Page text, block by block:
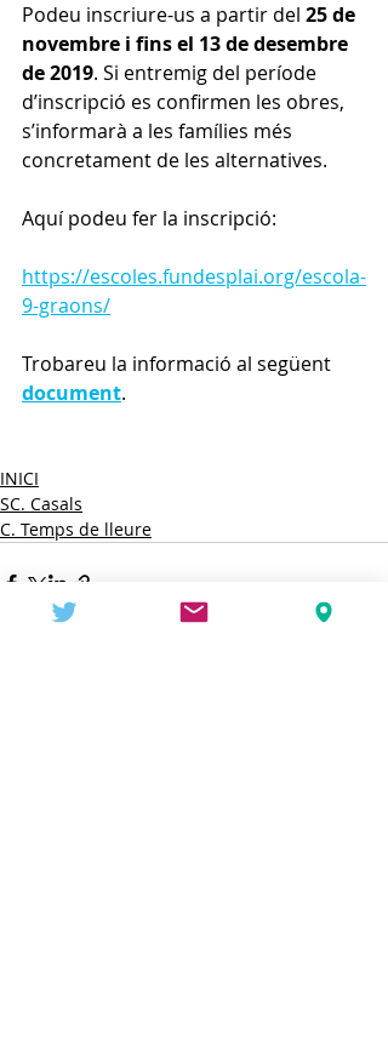
Podeu inscriure-us a partir del 25 de
novembre i fins el 13 de desembre
de 2019. Si entremig del període
d’inscripció es confirmen les obres,
s’informarà a les famílies més
concretament de les alternatives.
Aquí podeu fer la inscripció:
https://escoles.fundesplai.org/escola-
9-graons/
Trobareu la informació al següent
document.
INICI
SC. Casals
C. Temps de lleure